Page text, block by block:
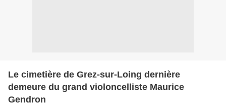
Le cimetière de Grez-sur-Loing dernière
demeure du grand violoncelliste Maurice
Gendron